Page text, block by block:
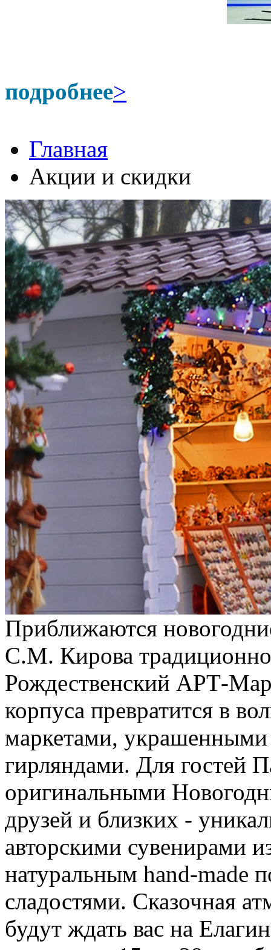
подробнее>
Главная
Акции и скидки
Приближаются
С.М. Кирова
Рождественский АРТ-
корпуса превратится в
маркетами,
гирляндами. Для гостей
оригинальными
друзей и близких -
авторскими сувенирами
натуральным hand-made
сладостями. Сказочная
будут ждать вас на